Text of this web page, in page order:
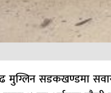
मुग्लिन सडकखण्डमा